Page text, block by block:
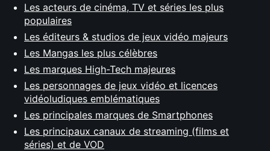
Les acteurs de cinéma, TV et séries les plus
populaires
Les éditeurs & studios de jeux vidéo majeurs
Les Mangas les plus célèbres
Les marques High-Tech majeures
Les personnages de jeux vidéo et licences
vidéoludiques emblématiques
Les principales marques de Smartphones
Les principaux canaux de streaming (films et
séries) et de VOD